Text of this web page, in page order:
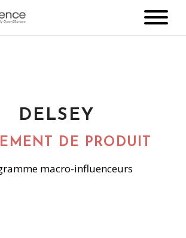
DELSEY
DE PRODUIT
macro-influenceurs